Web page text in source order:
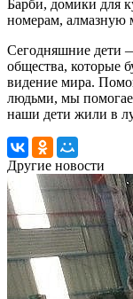
Барби, домики для
номерам, алмазную
Сегодняшние дети
общества, которые
видение мира.
людьми, мы
наши дети жили в
Другие новости